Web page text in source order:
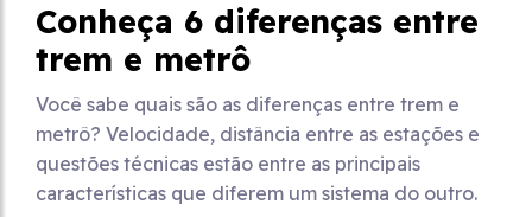
Conheça 6 diferenças entre
trem e metrô
Você sabe quais são as diferenças entre trem e
metrô? Velocidade, distância entre as estações e
questões técnicas estão entre as principais
características que diferem um sistema do outro.